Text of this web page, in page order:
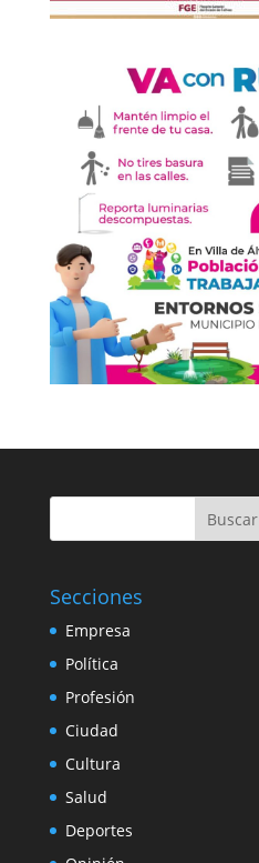
Buscar
Secciones
Empresa
Política
Profesión
Ciudad
Cultura
Salud
Deportes